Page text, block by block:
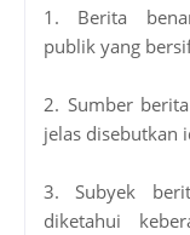
1. Berita
publik yang
2. Sumber
jelas disebutkan
3. Subyek
diketahui